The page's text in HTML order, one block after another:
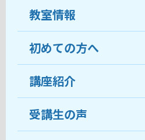
教室情報
教室について
受講生の声
おすすめ・人気の講座
初めての方へ
ココがおすすめ
料金
講座紹介
受講生の声